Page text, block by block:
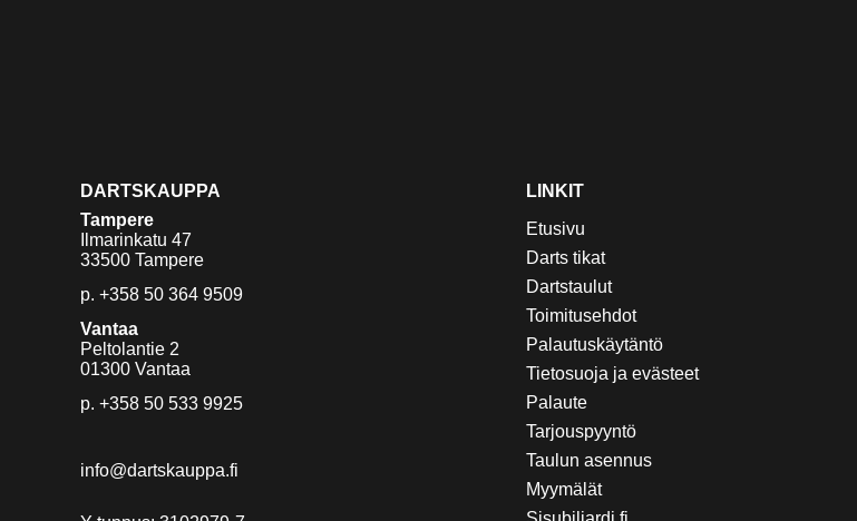
DARTSKAUPPA
Tampere
Ilmarinkatu 47
33500 Tampere
p. +358 50 364 9509
Vantaa
Peltolantie 2
01300 Vantaa
p. +358 50 533 9925
info@dartskauppa.fi
LINKIT
Etusivu
Darts tikat
Dartstaulut
Toimitusehdot
Palautuskäytäntö
Tietosuoja ja evästeet
Palaute
Tarjouspyyntö
Taulun asennus
Myymälät